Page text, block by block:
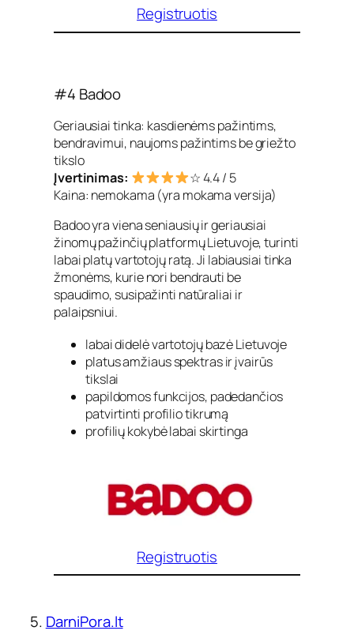
Registruotis
#4 Badoo
Geriausiai tinka: kasdienėms pažintims,
bendravimui, naujoms pažintims be griežto
tikslo
Įvertinimas:
☆ 4.4 / 5
Kaina: nemokama (yra mokama versija)
Badoo yra viena seniausių ir geriausiai
žinomų pažinčių platformų Lietuvoje, turinti
labai platų vartotojų ratą. Ji labiausiai tinka
žmonėms, kurie nori bendrauti be
spaudimo, susipažinti natūraliai ir
palaipsniui.
labai didelė vartotojų bazė Lietuvoje
platus amžiaus spektras ir įvairūs
tikslai
papildomos funkcijos, padedančios
patvirtinti profilio tikrumą
profilių kokybė labai skirtinga
Registruotis
5. DarniPora.lt